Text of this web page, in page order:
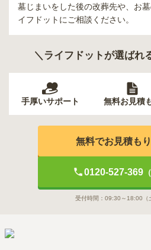
墓じまいをした後の改葬先や、お
イフドットにご相談ください。
＼ライフドットが選ばれ
手厚いサポート 無料お見積
無料でお見積も
0120-527-369
受付時間： 09:30～18:00